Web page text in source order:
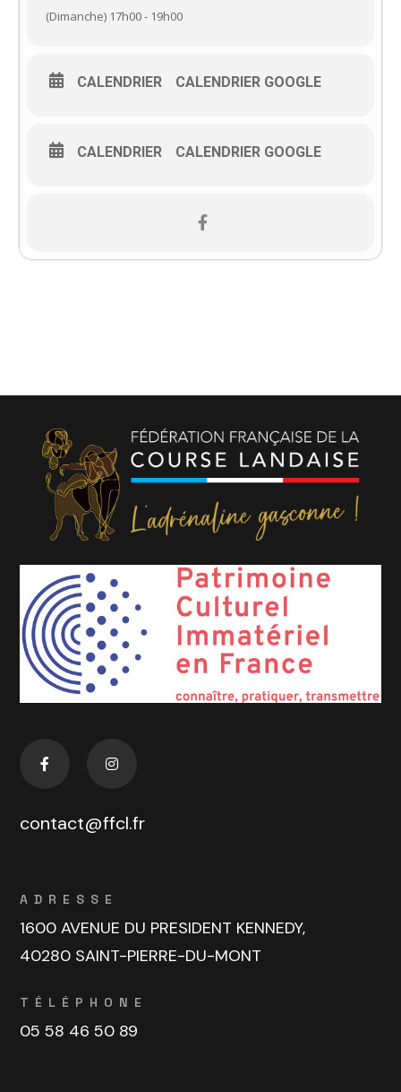
(Dimanche) 17h00 - 19h00
CALENDRIER CALENDRIER GOOGLE
CALENDRIER CALENDRIER GOOGLE
contact@ffcl.fr
ADRESSE
1600 AVENUE DU PRESIDENT KENNEDY,
40280 SAINT-PIERRE-DU-MONT
TÉLÉPHONE
05 58 46 50 89